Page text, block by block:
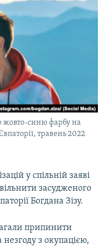
жовто-синю фарбу на
травень 2022
у спільній заяві
засудженого
Богдана Зізу.
припинити
з окупацією,